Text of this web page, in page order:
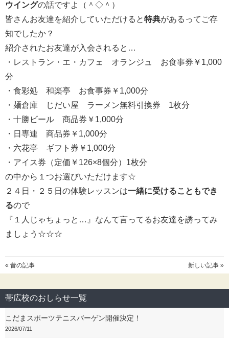
ウイングの話ですよ（＾◇＾）
皆さんお友達を紹介していただけると特典があるってご存
知でしたか？
紹介されたお友達が入会されると…
・レストラン・エ・カフェ オランジュ お食事券￥1,000
分
・食彩処 和楽亭 お食事券￥1,000分
・麺倉庫 じだい屋 ラーメン無料引換券 1枚分
・十勝ビール 商品券￥1,000分
・日専連 商品券￥1,000分
・六花亭 ギフト券￥1,000分
・アイス券（定価￥126×8個分）1枚分
の中から１つお選びいただけます☆
２４日・２５日の体験レッスンは一緒に受けることもでき
るので
『１人じゃちょっと…』なんて言ってるお友達を誘ってみ
ましょう☆☆☆
« 昔の記事 新しい記事 »
帯広校のおしらせ一覧
こだまスポーツテニスバーゲン開催決定！
2026/07/11